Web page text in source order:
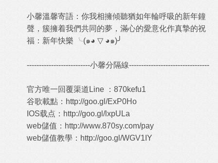
小馨溫馨寄語：你我相擁傾聽猶如年輪呼吸的新年鐘
聲，簇擁着我們共同的夢，滿心的愛意化作真摯的祝
福：新年快樂 ╰(๑◕ ▽ ◕๑)╯
--------------------------小馨分隔線---------------------------------
官方唯一回覆渠道Line ：870kefu1
谷歌載點： http://goo.gl/ExP0Ho
IOS载点： http://goo.gl/lxpULa
web儲值： http://www.870sy.com/pay
web儲值教學： http://goo.gl/WGV1IY